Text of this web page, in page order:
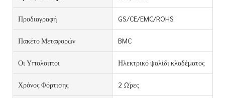
Προδιαγραφή GS/CE/EMC/ROHS
Πακέτο Μεταφορών BMC
Οι Υπολοιποι Ηλεκτρικό ψαλίδι κλαδέματος
Χρόνος Φόρτισης 2 Ώρες